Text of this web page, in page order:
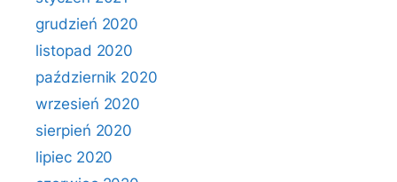
grudzień 2020
listopad 2020
październik 2020
wrzesień 2020
sierpień 2020
lipiec 2020